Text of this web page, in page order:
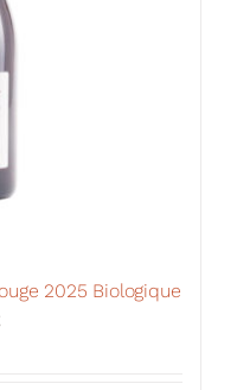
2025 Biologique